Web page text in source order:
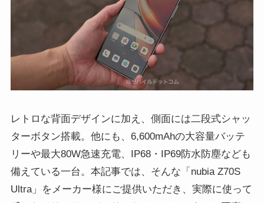
レトロな背面デザインに加え、側面には二段式シャッ
ターボタン搭載。他にも、6,600mAhの大容量バッテ
リーや最大80W急速充電、IP68・IP69防水防塵なども
備えている一台。本記事では、そんな「nubia Z70S
Ultra」をメーカー様にご提供いただき、実際に使って